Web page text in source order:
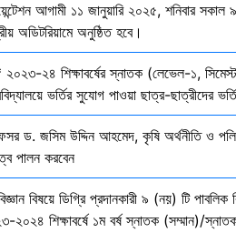
আগামী ১১ জানুয়ারি ২০২৫, শনিবার সকাল
অডিটরিয়ামে অনুষ্ঠিত হবে।
২৪ শিক্ষাবর্ষের স্নাতক (লেভেল-১,
ভর্তির সুযোগ পাওয়া ছাত্র-ছাত্রীদের
ড. জসিম উদ্দিন আহমেদ, কৃষি অর্থনীতি ও
পালন করবেন
বিষয়ে ডিগ্রি প্রদানকারী ৯ (নয়) টি
২০২৪ শিক্ষাবর্ষে ১ম বর্ষ স্নাতক (সম্মান)/